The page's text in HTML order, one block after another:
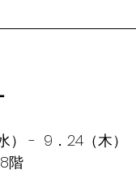
） -  9．24（木）
階